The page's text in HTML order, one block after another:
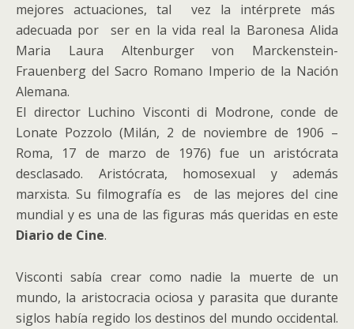
mejores actuaciones, tal vez la intérprete más
adecuada por ser en la vida real la Baronesa Alida
Maria Laura Altenburger von Marckenstein-
Frauenberg del Sacro Romano Imperio de la Nación
Alemana.
El director Luchino Visconti di Modrone, conde de
Lonate Pozzolo (Milán, 2 de noviembre de 1906 –
Roma, 17 de marzo de 1976) fue un aristócrata
desclasado. Aristócrata, homosexual y además
marxista. Su filmografía es de las mejores del cine
mundial y es una de las figuras más queridas en este
Diario de Cine.
Visconti sabía crear como nadie la muerte de un
mundo, la aristocracia ociosa y parasita que durante
siglos había regido los destinos del mundo occidental.